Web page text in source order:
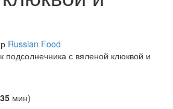
Russian Food
35 мин)